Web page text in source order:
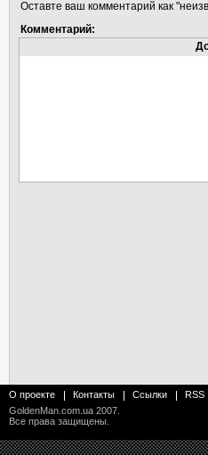
Оставте ваш комментарий как
Комментарий:
О проекте Контакты Ссылки
RSS
GoldenMan.com.ua 2007.
Все права защищены.